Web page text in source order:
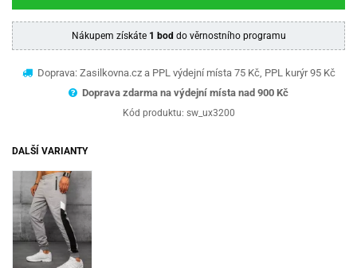
Nákupem získáte 1 bod do věrnostního programu
Doprava: Zasilkovna.cz a PPL výdejní místa 75 Kč, PPL kurýr 95 Kč
Doprava zdarma na výdejní místa nad 900 Kč
Kód produktu: sw_ux3200
DALŠÍ VARIANTY